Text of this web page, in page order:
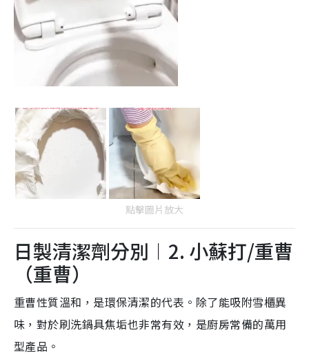
點擊圖片放大
日製清潔劑分別︱2. 小蘇打/重曹
（重曹）
重曹性質溫和，是環保清潔的代表。除了能吸附雪櫃異
味，對於刷洗鍋具焦垢也非常有效，是廚房常備的萬用
型產品。